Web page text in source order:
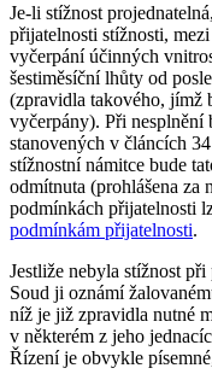
Je-li stížnost
přijatelnosti stížnosti,
vyčerpání účinných
šestiměsíční lhůty od
(zpravidla takového, jímž
vyčerpány). Při
stanovených v článcích
stížnostní námitce bude
odmítnuta (prohlášena za
podmínkách přijatelnosti
podmínkám přijatelnosti.
Jestliže nebyla stížnost
Soud ji oznámí
níž je již zpravidla nutné
v některém z jeho
Řízení je obvykle